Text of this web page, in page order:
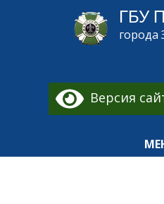
ГБУ
города
Версия
Общая